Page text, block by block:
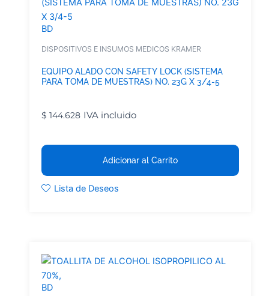
BD
DISPOSITIVOS E INSUMOS MEDICOS KRAMER
EQUIPO ALADO CON SAFETY LOCK (SISTEMA
PARA TOMA DE MUESTRAS) NO. 23G X 3/4-5
$ 144.628 IVA incluido
Adicionar al Carrito
Lista de Deseos
BD